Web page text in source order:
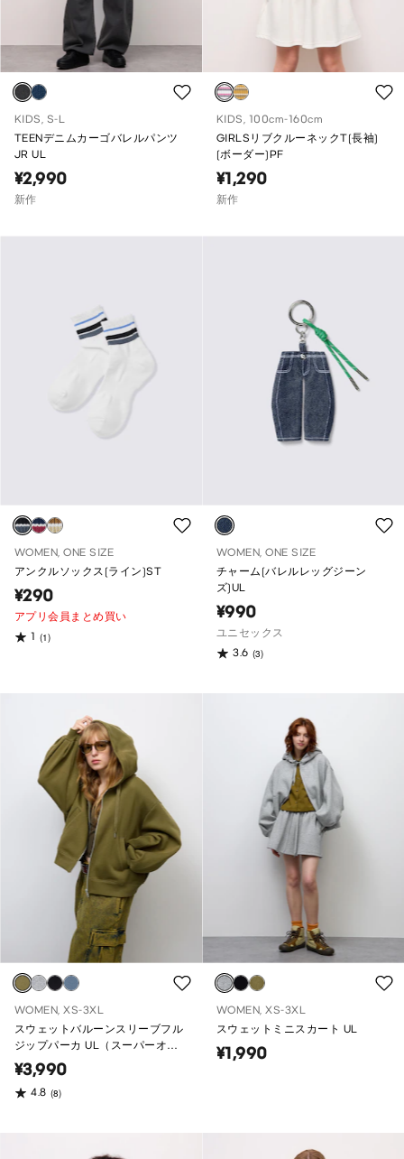
KIDS, S-L
TEENデニムカーゴバレルパンツ
JR UL
¥2,990
新作
KIDS, 100cm-160cm
GIRLSリブクルーネックT(長袖)
(ボーダー)PF
¥1,290
新作
WOMEN, ONE SIZE
アンクルソックス(ライン)ST
¥290
アプリ会員まとめ買い
1 (1)
WOMEN, ONE SIZE
チャーム(バレルレッグジーン
ズ)UL
¥990
ユニセックス
3.6 (3)
WOMEN, XS-3XL
スウェットバルーンスリーブフル
ジップパーカ UL（スーパーオー
バーサイズフィット）
¥3,990
4.8 (8)
WOMEN, XS-3XL
スウェットミニスカート UL
¥1,990